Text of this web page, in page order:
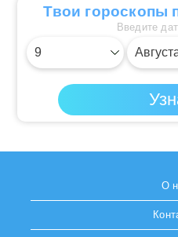
Твои гороскопы
Введите
О